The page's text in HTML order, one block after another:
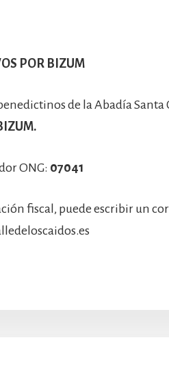
POR BIZUM
de la Abadía Santa
ONG: 07041
fiscal, puede escribir un